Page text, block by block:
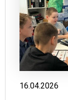
16.04.2026